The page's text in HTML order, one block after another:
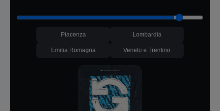
Piacenza Lombardia
Emilia Romagna Veneto e Trentino